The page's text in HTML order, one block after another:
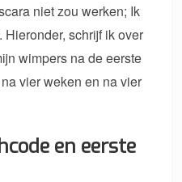
niet zou werken; Ik
schrijf ik over
wimpers na de eerste
vier weken en na vier
en eerste